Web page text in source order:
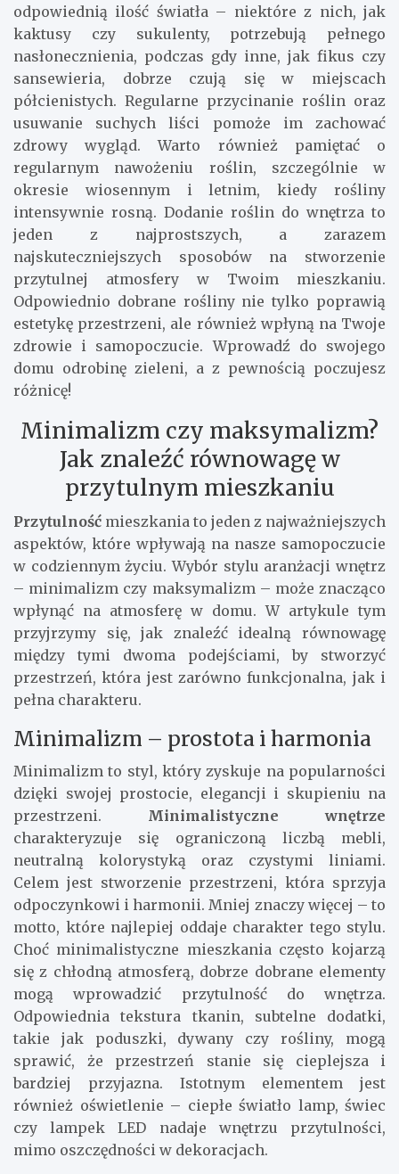
odpowiednią ilość światła – niektóre z nich, jak
kaktusy czy sukulenty, potrzebują pełnego
nasłonecznienia, podczas gdy inne, jak fikus czy
sansewieria, dobrze czują się w miejscach
półcienistych. Regularne przycinanie roślin oraz
usuwanie suchych liści pomoże im zachować
zdrowy wygląd. Warto również pamiętać o
regularnym nawożeniu roślin, szczególnie w
okresie wiosennym i letnim, kiedy rośliny
intensywnie rosną. Dodanie roślin do wnętrza to
jeden z najprostszych, a zarazem
najskuteczniejszych sposobów na stworzenie
przytulnej atmosfery w Twoim mieszkaniu.
Odpowiednio dobrane rośliny nie tylko poprawią
estetykę przestrzeni, ale również wpłyną na Twoje
zdrowie i samopoczucie. Wprowadź do swojego
domu odrobinę zieleni, a z pewnością poczujesz
różnicę!
Minimalizm czy maksymalizm?
Jak znaleźć równowagę w
przytulnym mieszkaniu
Przytulność mieszkania to jeden z najważniejszych
aspektów, które wpływają na nasze samopoczucie
w codziennym życiu. Wybór stylu aranżacji wnętrz
– minimalizm czy maksymalizm – może znacząco
wpłynąć na atmosferę w domu. W artykule tym
przyjrzymy się, jak znaleźć idealną równowagę
między tymi dwoma podejściami, by stworzyć
przestrzeń, która jest zarówno funkcjonalna, jak i
pełna charakteru.
Minimalizm – prostota i harmonia
Minimalizm to styl, który zyskuje na popularności
dzięki swojej prostocie, elegancji i skupieniu na
przestrzeni. Minimalistyczne wnętrze
charakteryzuje się ograniczoną liczbą mebli,
neutralną kolorystyką oraz czystymi liniami.
Celem jest stworzenie przestrzeni, która sprzyja
odpoczynkowi i harmonii. Mniej znaczy więcej – to
motto, które najlepiej oddaje charakter tego stylu.
Choć minimalistyczne mieszkania często kojarzą
się z chłodną atmosferą, dobrze dobrane elementy
mogą wprowadzić przytulność do wnętrza.
Odpowiednia tekstura tkanin, subtelne dodatki,
takie jak poduszki, dywany czy rośliny, mogą
sprawić, że przestrzeń stanie się cieplejsza i
bardziej przyjazna. Istotnym elementem jest
również oświetlenie – ciepłe światło lamp, świec
czy lampek LED nadaje wnętrzu przytulności,
mimo oszczędności w dekoracjach.